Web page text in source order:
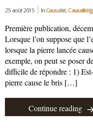
25 août 2015 In Causalité, Causalité
Première publication,
Lorsque l’on suppose que
lorsque la pierre lancée
exemple, on peut se poser
difficile de répondre : 1)
pierre cause le bris […]
Continue reading